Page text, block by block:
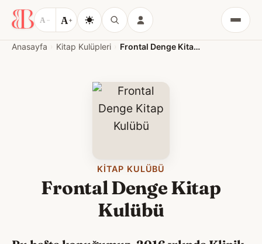
A − A+
Menü
Anasayfa Kitap Kulüpleri Frontal Denge Kitap Kulübü
KITAP KULÜBÜ
Frontal Denge Kitap
Kulübü